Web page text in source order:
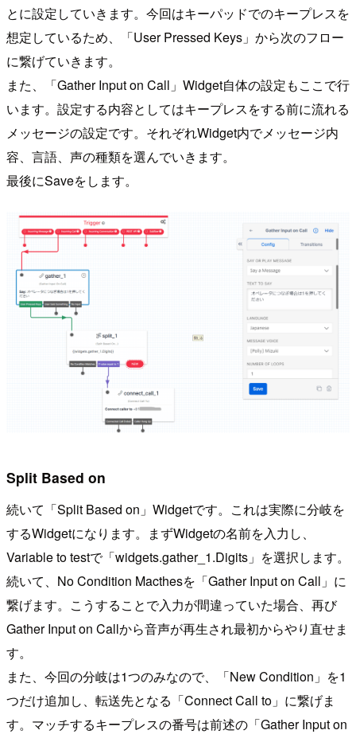
とに設定していきます。今回はキーパッドでのキープレスを
想定しているため、「User Pressed Keys」から次のフロー
に繋げていきます。
また、「Gather Input on Call」Widget自体の設定もここで行
います。設定する内容としてはキープレスをする前に流れる
メッセージの設定です。それぞれWidget内でメッセージ内
容、言語、声の種類を選んでいきます。
最後にSaveをします。
Split Based on
続いて「Split Based on」Widgetです。これは実際に分岐を
するWidgetになります。まずWidgetの名前を入力し、
Variable to testで「widgets.gather_1.Digits」を選択します。
続いて、No Condition Macthesを「Gather Input on Call」に
繋げます。こうすることで入力が間違っていた場合、再び
Gather Input on Callから音声が再生され最初からやり直せま
す。
また、今回の分岐は1つのみなので、「New Condition」を1
つだけ追加し、転送先となる「Connect Call to」に繋げま
す。マッチするキープレスの番号は前述の「Gather Input on